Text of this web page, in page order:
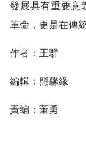
發展具有重要意
革命，更是在傳
作者：王群
編輯：熊馨緣
責編：董勇